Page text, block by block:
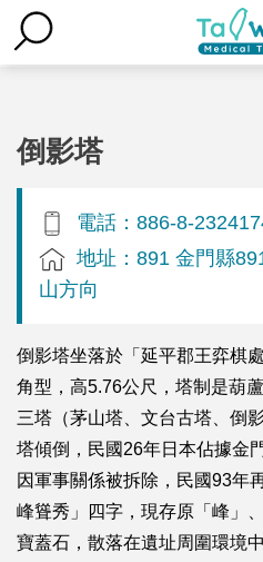
倒影塔
電話：886-8-
地址：891 金門縣
山方向
倒影塔坐落於「延平郡王弈棋
角型，高5.76公尺，塔制是葫
三塔（茅山塔、文台古塔、倒
塔傾倒，民國26年日本佔據金
因軍事關係被拆除，民國93年
峰聳秀」四字，現存原「峰」
寶蓋石，散落在遺址周圍環境